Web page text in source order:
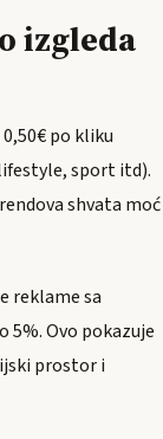
izgleda
po kliku
sport itd).
shvata moć
reklame sa
5%. Ovo pokazuje
prostor i